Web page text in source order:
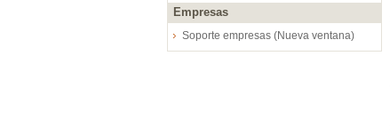
Empresas
Soporte empresas (Nueva ventana)